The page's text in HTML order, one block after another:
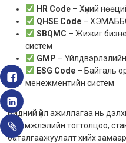
HR Code – Хүний
QHSE Code –
SBQMC – Жижиг
систем
GMP –
ESG Code – Байгаль
менежментийн систем
Бидний үйл ажиллагаа нь
итгэмжлэлийн тогтолцоо,
баталгаажуулалт хийх